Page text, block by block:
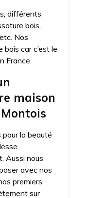
différents
bois,
Nos
car c’est le
France.
maison
pour la beauté
Aussi nous
avec nos
premiers
sur